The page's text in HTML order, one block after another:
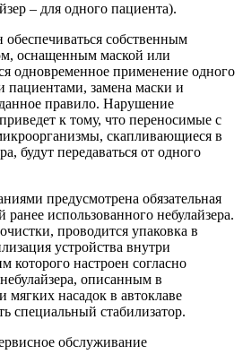
– для одного пациента).
собственным
оснащенным маской или
одновременное применение одного
пациентами, замена маски и
правило. Нарушение
к тому, что переносимые с
скапливающиеся в
будут передаваться от одного
предусмотрена обязательная
ранее использованного небулайзера.
проводится упаковка в
устройства внутри
которого настроен согласно
описанным в
мягких насадок в автоклаве
специальный стабилизатор.
обслуживание